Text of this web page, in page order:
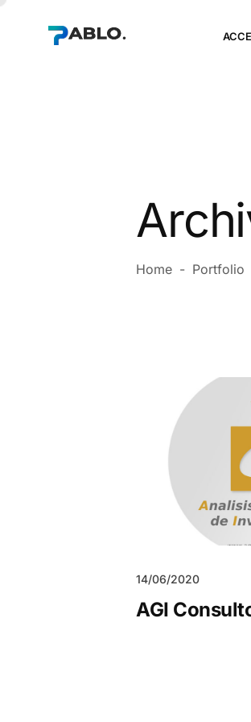
Home - Portfolio
14/06/2020
AGI